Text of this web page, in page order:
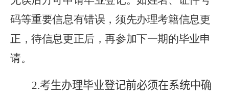
码等重要信息有错误，须先办理考籍信息更
正，待信息更正后，再参加下一期的毕业申
请。
2.考生办理毕业登记前必须在系统中确